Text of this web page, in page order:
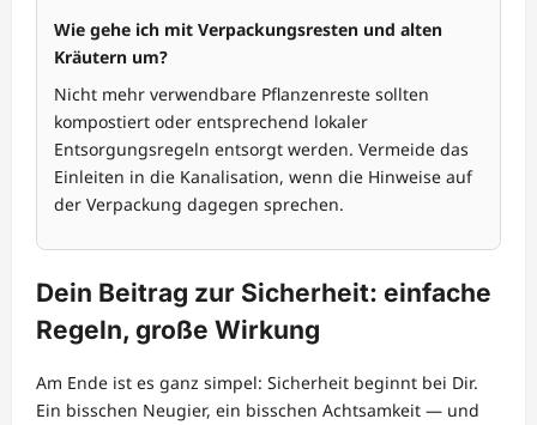
Wie gehe ich mit Verpackungsresten und alten
Kräutern um?
Nicht mehr verwendbare Pflanzenreste sollten
kompostiert oder entsprechend lokaler
Entsorgungsregeln entsorgt werden. Vermeide das
Einleiten in die Kanalisation, wenn die Hinweise auf
der Verpackung dagegen sprechen.
Dein Beitrag zur Sicherheit: einfache
Regeln, große Wirkung
Am Ende ist es ganz simpel: Sicherheit beginnt bei Dir.
Ein bisschen Neugier, ein bisschen Achtsamkeit — und